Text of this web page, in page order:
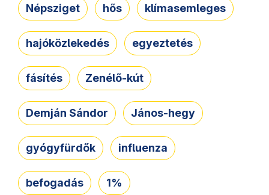
Népsziget hős klímasemleges
hajóközlekedés egyeztetés
fásítés Zenélő-kút
Demján Sándor János-hegy
gyógyfürdők influenza
befogadás 1%